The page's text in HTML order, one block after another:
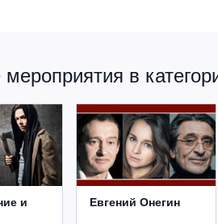
в
и
Евгений Онегин